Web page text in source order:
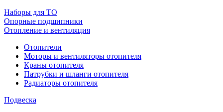
Наборы для ТО
Опорные подшипники
Отопление и вентиляция
Отопители
Моторы и вентиляторы отопителя
Краны отопителя
Патрубки и шланги отопителя
Радиаторы отопителя
Подвеска